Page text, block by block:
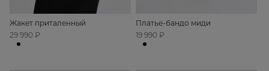
Жакет приталенный
29 990 ₽
Платье-бандо миди
19 990 ₽